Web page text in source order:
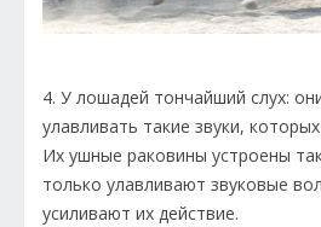
4. У лошадей тончайший слух:
улавливать такие звуки,
Их ушные раковины устроены
только улавливают звуковые
усиливают их действие.